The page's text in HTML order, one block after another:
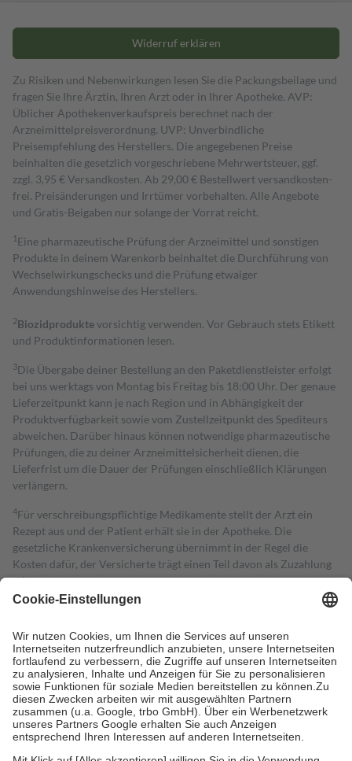
Widerruf erklären
Zu Risiken und Nebenwirkungen lesen Sie die Packungsbeilage und
fragen Sie Ihre Ärztin, Ihren Arzt oder in Ihrer Apotheke. AVP:
Üblicher Apothekenverkaufspreis berechnet nach der
Arzneimittelpreisverordnung. UVP: Unverbindliche
Preisempfehlung des Herstellers. Die angegebenen Preise
beinhalten die gesetzlich vorgeschriebene Mehrwertsteuer, ggf.
zzgl. 3,95 € Versandkosten. Ab 29,00 € Bestell­wert versand­kosten­
frei. Preisänderungen und Irrtümer vorbehalten. Alle Angebote
und Gratis-Beigaben nur solange der Vorrat reicht.
1 Eine pharmazeutische Prüfung der Arzneimittel und sonstigen
Produkte in deinem Warenkorb beinhaltet die Durchführung von
Wechselwirkungschecks und die Prüfung etwaiger
Anwendungshinweise des Herstellers.
2Biozidproduktevorsichtig verwenden. Vor Gebrauch stets Etikett
und Produktinformationen lesen.
3Die Übergabe deiner Bestellung an den Paketdienstleister erfolgt
bei uns werktags von Montag bis Freitag bis 18:00 Uhr. Der genaue
Lieferzeitpunkt kann je nach Region und in Abhängigkeit der
Produktverfügbarkeit sowie vom Zustellzeitpunkt des Spediteurs
abweichen. Darüber hinaus können notwendige pharmazeutische
Prüfungen, die zu deiner Arzneimittelsicherheit dienen, die
Lieferfrist um die Dauer der Prüfungen einschließlich Klärungen
verlängern.
4Für verschreibungspflichtige Medikamente stellt der Arzt ein
Rezept aus und der Patient erhält sie in der Apotheke. Die
gesetzliche Krankenversicherung übernimmt in der Regel die
Kosten dafür, der Versicherte trägt einen Teil davon als Zuzahlung
mit.
Grundsätzlich leisten Mitglieder Zuzahlungen in Höhe von zehn
höchstens zehn Euro.
Es sind jedoch nie mehr als die tatsächlichen
Kosten der Leistung zu entrichten.
Diese Regeln gelten grundsätzlich auch für Online-Apotheken.
Bei Heilmitteln und häuslicher Krankenpflege beträgt die
Zuzahlung zehn Prozent der Kosten sowie zehn Euro je
Verordnung.
Um das Engagement der Versicherten für ihre eigene Gesundheit zu
stärken und die besondere Stellung der Familie zu unterstützen,